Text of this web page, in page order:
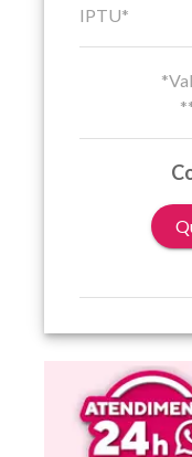
IPTU*